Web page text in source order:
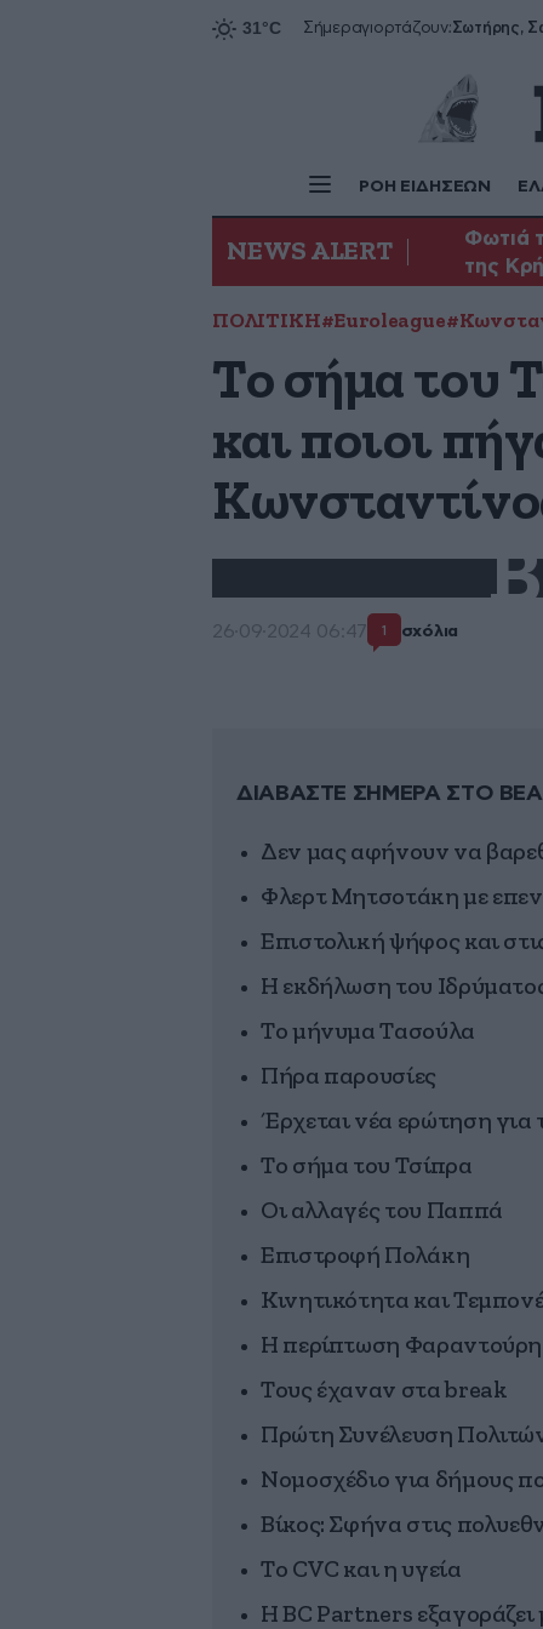
Σήμεραγιορτάζουν:
ΡΟΗ ΕΙΔΗΣΕΩΝ
NEWS ALERT
Φωτιά
της
ΠΟΛΙΤΙΚΗ#Euroleague
Το σήμα του
και ποιοι
26·09·2024 06:47 1 σχόλια
ΔΙΑΒΑΣΤΕ ΣΗΜΕΡΑ ΣΤΟ
Δεν μας αφήνουν να
Φλερτ Μητσοτάκη με
Επιστολική ψήφος και
Η εκδήλωση του
Το μήνυμα Τασούλα
Πήρα παρουσίες
Έρχεται νέα ερώτηση για
Το σήμα του Τσίπρα
Οι αλλαγές του Παππά
Επιστροφή Πολάκη
Κινητικότητα και
Η περίπτωση Φαραντούρη
Τους έχαναν στα break
Πρώτη Συνέλευση
Νομοσχέδιο για δήμους
Βίκος: Σφήνα στις
Το CVC και η υγεία
Η BC Partners